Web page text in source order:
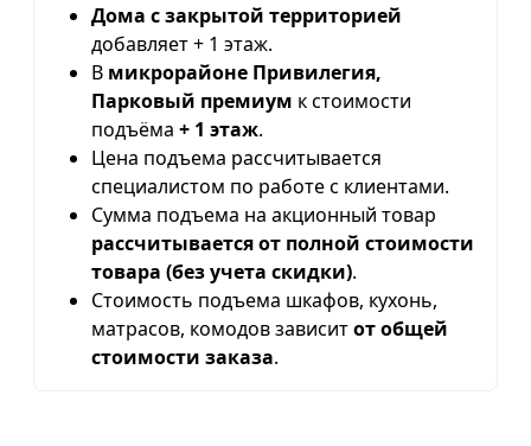
Дома с закрытой территорией
добавляет + 1 этаж.
В микрорайоне Привилегия,
Парковый премиум к стоимости
подъёма + 1 этаж.
Цена подъема рассчитывается
специалистом по работе с клиентами.
Сумма подъема на акционный товар
рассчитывается от полной стоимости
товара (без учета скидки).
Стоимость подъема шкафов, кухонь,
матрасов, комодов зависитот общей
стоимости заказа.